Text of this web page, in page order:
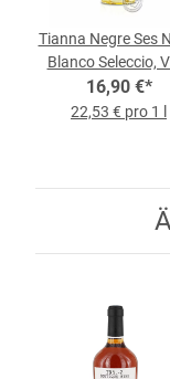
Tianna Negre Ses
Blanco Seleccio,
Blanco 2024,
Flasche
16,90 €*
22,53 € pro 1 l